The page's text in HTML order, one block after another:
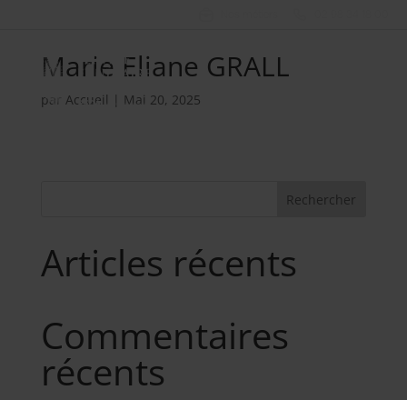
Marie Eliane GRALL
par Accueil | Mai 20, 2025
Rechercher
Articles récents
Commentaires
récents